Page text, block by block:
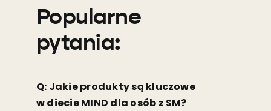
Popularne
pytania:
Q: Jakie produkty są kluczowe
w diecie MIND dla osób z SM?